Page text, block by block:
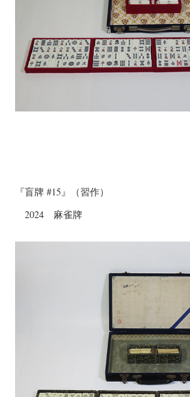
『盲牌 #15』（習作）
2024 麻雀牌